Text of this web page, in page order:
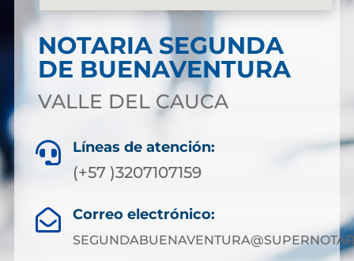
NOTARIA SEGUNDA
DE BUENAVENTURA
VALLE DEL CAUCA
 Líneas de atención:
(+57 )3207107159
 Correo electrónico: